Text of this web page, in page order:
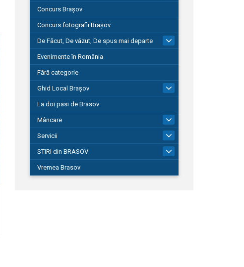
Concurs Brașov
Concurs fotografii Brașov
De Făcut, De văzut, De spus mai departe
149
Evenimente în România
Fără categorie
Ghid Local Brașov
La doi pasi de Brasov
Mâncare
Servicii
STIRI din BRASOV
195
Vremea Brasov